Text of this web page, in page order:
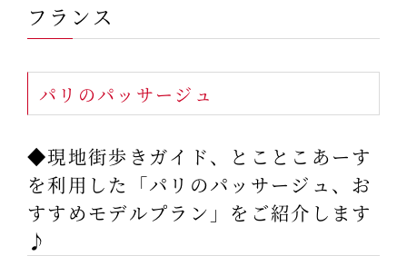
フランス
パリのパッサージュ
◆現地街歩きガイド、とことこあーす
を利用した「パリのパッサージュ、お
すすめモデルプラン」をご紹介します
♪